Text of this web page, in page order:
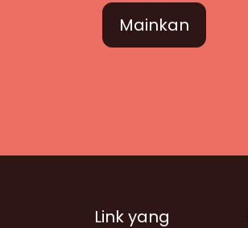
Mainkan
Link yang